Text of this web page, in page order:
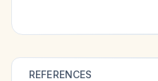
REFERENCES